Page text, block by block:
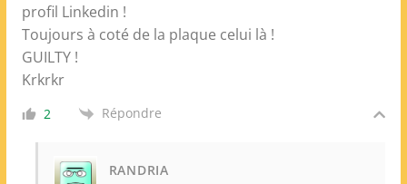
profil Linkedin !
Toujours à coté de la plaque celui là !
GUILTY !
Krkrkr
2 Répondre
RANDRIA